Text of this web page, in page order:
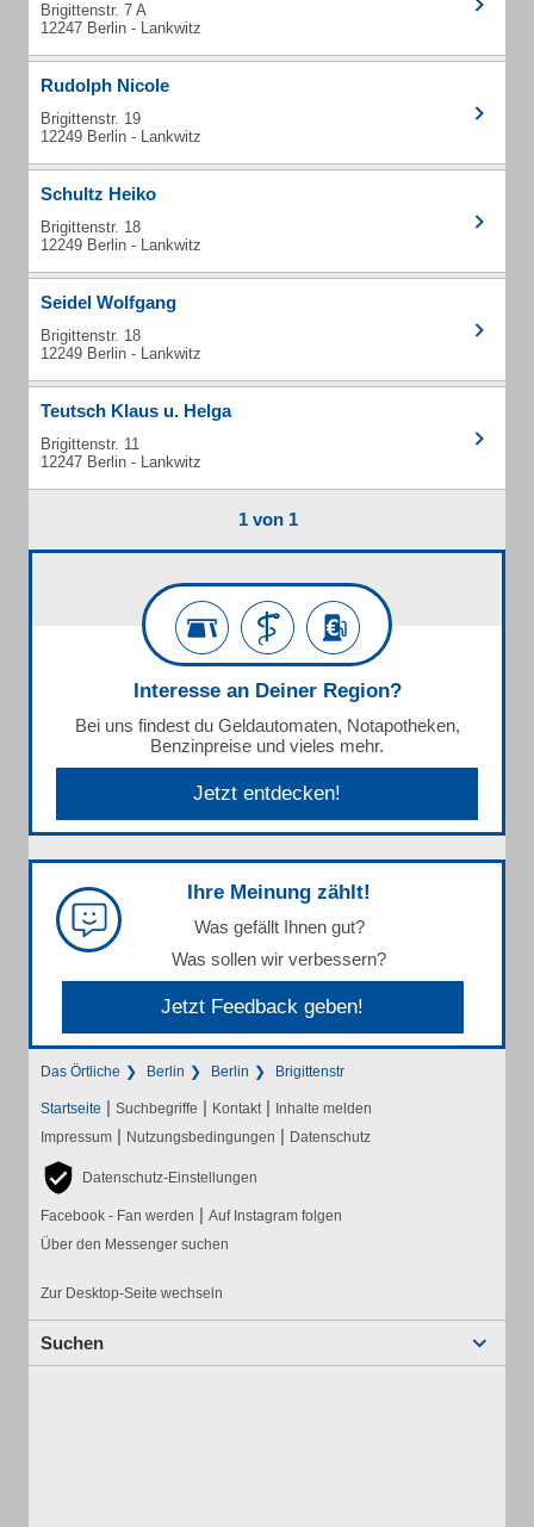
Brigittenstr. 7 A
12247 Berlin - Lankwitz
Rudolph Nicole
Brigittenstr. 19
12249 Berlin - Lankwitz
Schultz Heiko
Brigittenstr. 18
12249 Berlin - Lankwitz
Seidel Wolfgang
Brigittenstr. 18
12249 Berlin - Lankwitz
Teutsch Klaus u. Helga
Brigittenstr. 11
12247 Berlin - Lankwitz
1 von 1
Interesse an Deiner Region?
Bei uns findest du Geldautomaten, Notapotheken,
Benzinpreise und vieles mehr.
Jetzt entdecken!
Ihre Meinung zählt!
Was gefällt Ihnen gut?
Was sollen wir verbessern?
Jetzt Feedback geben!
Das Örtliche Berlin Berlin Brigittenstr
Startseite | Suchbegriffe | Kontakt | Inhalte melden
Impressum | Nutzungsbedingungen | Datenschutz
Datenschutz-Einstellungen
Facebook - Fan werden | Auf Instagram folgen
Über den Messenger suchen
Zur Desktop-Seite wechseln
Suchen